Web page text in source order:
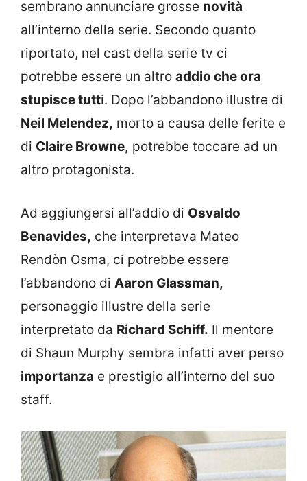
sembrano annunciare grosse novità
all’interno della serie. Secondo quanto
riportato, nel cast della serie tv ci
potrebbe essere un altro addio che ora
stupisce tutti. Dopo l’abbandono illustre di
Neil Melendez, morto a causa delle ferite e
di Claire Browne, potrebbe toccare ad un
altro protagonista.
Ad aggiungersi all’addio di Osvaldo
Benavides, che interpretava Mateo
Rendòn Osma, ci potrebbe essere
l’abbandono di Aaron Glassman,
personaggio illustre della serie
interpretato da Richard Schiff. Il mentore
di Shaun Murphy sembra infatti aver perso
importanza e prestigio all’interno del suo
staff.